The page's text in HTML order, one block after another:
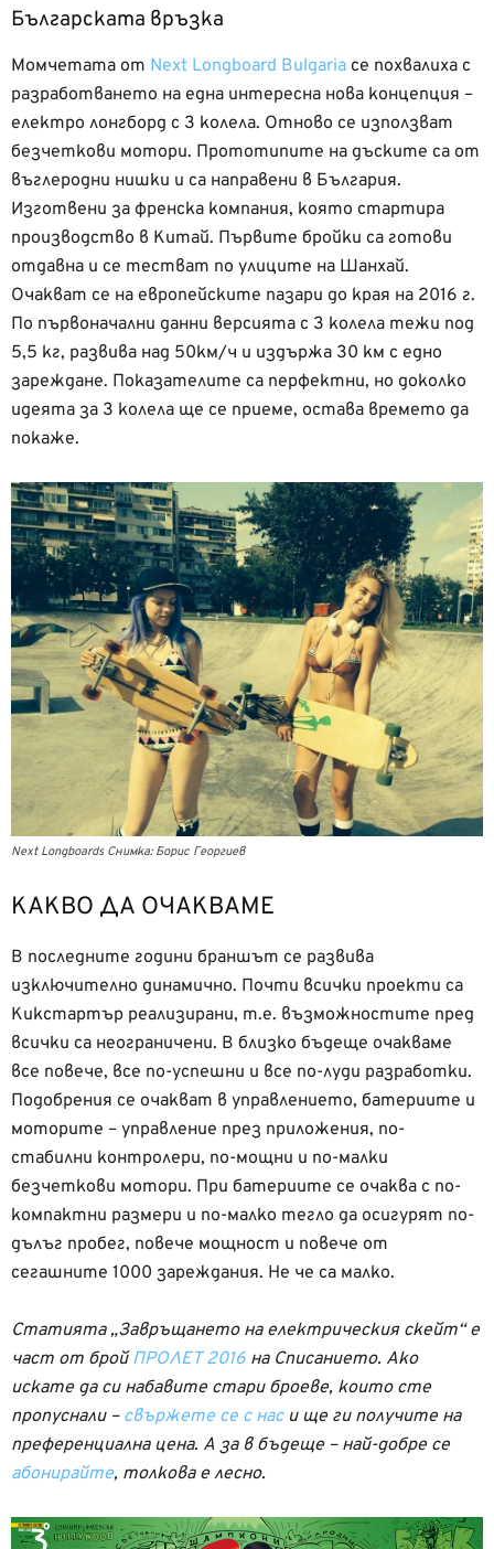
Българската връзка
Момчетата от Next Longboard Bulgaria се похвалиха с
разработването на една интересна нова концепция –
електро лонгборд с 3 колела. Отново се използват
безчеткови мотори. Прототипите на дъскитe са от
въглеродни нишки и са направени в България.
Изготвени за френска компания, която стартира
производство в Китай. Първите бройки са готови
отдавна и се тестват по улиците на Шанхай.
Очакват се на европейските пазари до края на 2016 г.
По първоначални данни версията с 3 колела тежи под
5,5 кг, развива над 50км/ч и издържа 30 км с едно
зареждане. Показателите са перфектни, но доколко
идеята за 3 колела ще се приеме, остава времето да
покаже.
Next Longboards Снимка: Борис Георгиев
КАКВО ДА ОЧАКВАМЕ
В последните години браншът се развива
изключително динамично. Почти всички проекти са
Кикстартър реализирани, т.е. възможностите пред
всички са неограничени. В близко бъдеще очакваме
все повече, все по-успешни и все по-луди разработки.
Подобрения се очакват в управлението, батериите и
моторите – управление през приложения, по-
стабилни контролери, по-мощни и по-малки
безчеткови мотори. При батериите се очаква с по-
компактни размери и по-малко тегло да осигурят по-
дълъг пробег, повече мощност и повече от
сегашните 1000 зареждания. Не че са малко.
Статията „Завръщането на електрическия скейт“ е
част от бройПРОЛЕТ 2016 на Списанието. Ако
искате да си набавите стари броеве, които сте
пропуснали – свържете се с наси ще ги получите на
преференциална цена. А за в бъдеще – най-добре се
абонирайте, толкова е лесно.